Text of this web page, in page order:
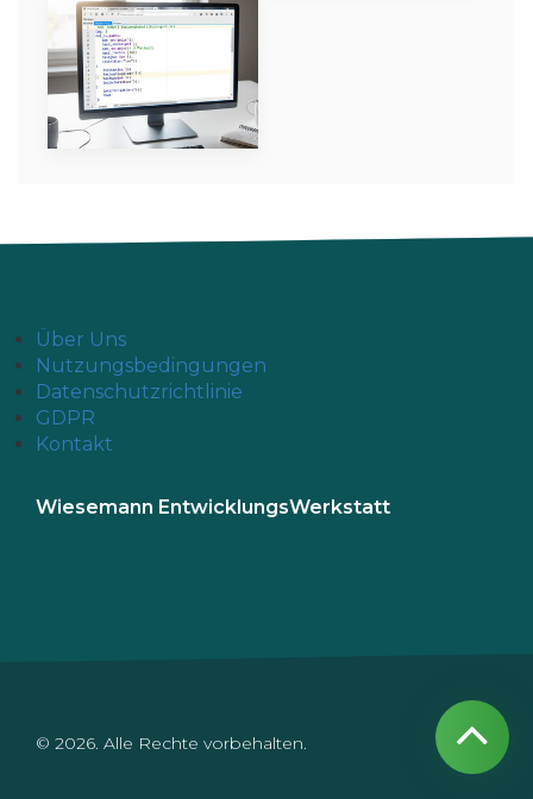
Über Uns
Nutzungsbedingungen
Datenschutzrichtlinie
GDPR
Kontakt
Wiesemann EntwicklungsWerkstatt
© 2026. Alle Rechte vorbehalten.